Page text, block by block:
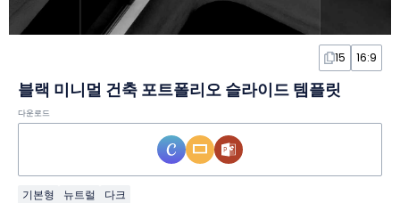
15 16:9
블랙 미니멀 건축 포트폴리오 슬라이드 템플릿
다운로드
기본형 뉴트럴 다크